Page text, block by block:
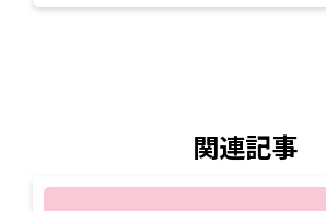
関連記事